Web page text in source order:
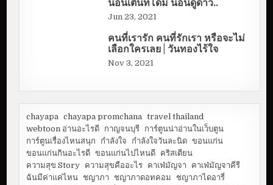
Jun 23, 2021
คนที่เรารัก คนที่รักเรา หรือจะไม่
เลือกใครเลย | วันทองไร้ใจ
Nov 3, 2021
chayapa chayapa promchana
travel thailand
webtoon อ่านอะไรดี กาญจนบุรี การ์ตูนน่าอ่านในเว็บตูน
การ์ตูนเรื่องไหนสนุก
กำลังใจ กำลังใจวันละนิด ขอนแก่น
ขอนแก่นกินอะไรดี ขอนแก่นไปไหนดี คริสเตียน
ความสุข Story ความสุขคืออะไร คาเฟ่มัญจา
คาเฟ่มัญจาคีรี
ฉันมีค่าแค่ไหน ชญาภา ชญาภาดอทคอม
ชญาภาไดอารี่